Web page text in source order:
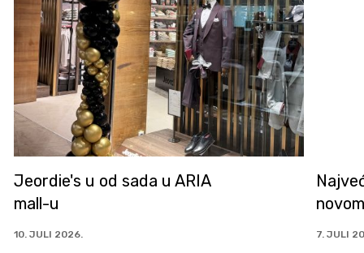
Jeordie's u od sada u ARIA
mall-u
10. JULI 2026. 7. JULI